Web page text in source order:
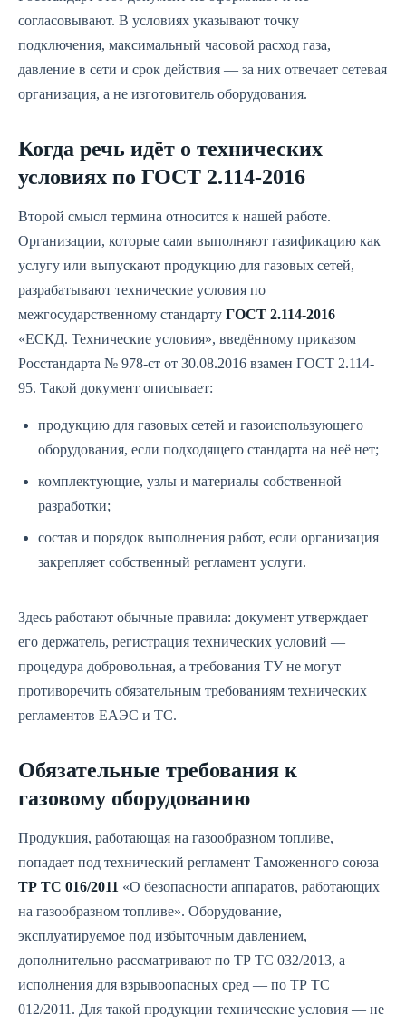
согласовывают. В условиях указывают точку
подключения, максимальный часовой расход газа,
давление в сети и срок действия — за них отвечает сетевая
организация, а не изготовитель оборудования.
Когда речь идёт о технических
условиях по ГОСТ 2.114-2016
Второй смысл термина относится к нашей работе.
Организации, которые сами выполняют газификацию как
услугу или выпускают продукцию для газовых сетей,
разрабатывают технические условия по
межгосударственному стандарту ГОСТ 2.114-2016
«ЕСКД. Технические условия», введённому приказом
Росстандарта № 978-ст от 30.08.2016 взамен ГОСТ 2.114-
95. Такой документ описывает:
продукцию для газовых сетей и газоиспользующего
оборудования, если подходящего стандарта на неё нет;
комплектующие, узлы и материалы собственной
разработки;
состав и порядок выполнения работ, если организация
закрепляет собственный регламент услуги.
Здесь работают обычные правила: документ утверждает
его держатель, регистрация технических условий —
процедура добровольная, а требования ТУ не могут
противоречить обязательным требованиям технических
регламентов ЕАЭС и ТС.
Обязательные требования к
газовому оборудованию
Продукция, работающая на газообразном топливе,
попадает под технический регламент Таможенного союза
ТР ТС 016/2011 «О безопасности аппаратов, работающих
на газообразном топливе». Оборудование,
эксплуатируемое под избыточным давлением,
дополнительно рассматривают по ТР ТС 032/2013, а
исполнения для взрывоопасных сред — по ТР ТС
012/2011. Для такой продукции технические условия — не